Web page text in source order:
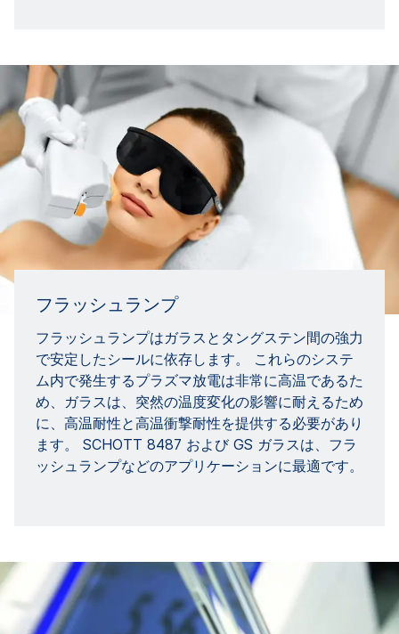
フラッシュランプ
フラッシュランプはガラスとタングステン間の強力
で安定したシールに依存します。 これらのシステ
ム内で発生するプラズマ放電は非常に高温であるた
め、ガラスは、突然の温度変化の影響に耐えるため
に、高温耐性と高温衝撃耐性を提供する必要があり
ます。 SCHOTT 8487 および GS ガラスは、フラ
ッシュランプなどのアプリケーションに最適です。